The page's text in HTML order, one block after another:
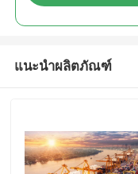
แนะนำผลิตภัณฑ์